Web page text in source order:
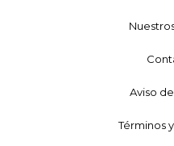
Aviso
Términos